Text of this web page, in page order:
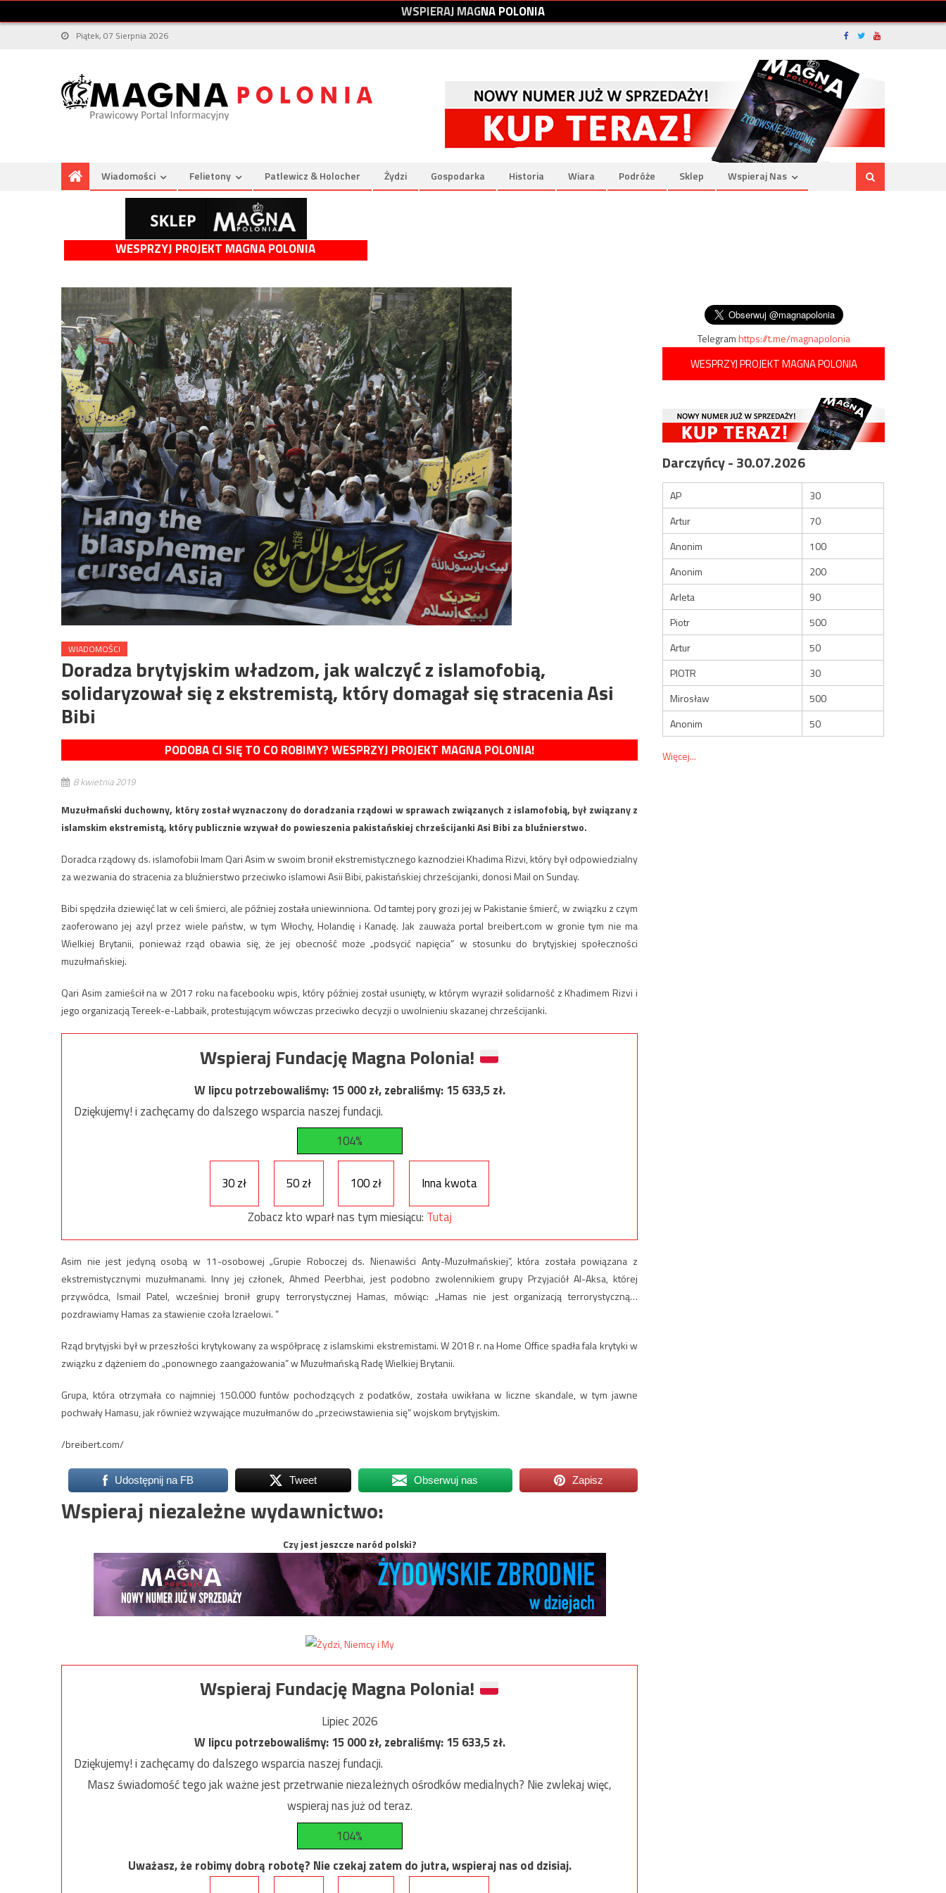
WSPIERAJMAGNAPOLONIA
Piątek, 07 Sierpnia 2026
Wiadomości Felietony Patlewicz & Holocher Żydzi Gospodarka Historia Wiara Podróże Sklep Wspieraj Nas
WESPRZYJ PROJEKT MAGNA POLONIA
WIADOMOŚCI
Doradza brytyjskim władzom, jak walczyć z islamofobią,
solidaryzował się z ekstremistą, który domagał się stracenia Asi
Bibi
PODOBA CI SIĘ TO CO ROBIMY? WESPRZYJ PROJEKT MAGNA POLONIA!
8 kwietnia 2019
Muzułmański duchowny, który został wyznaczony do doradzania rządowi w sprawach związanych z islamofobią, był związany z
islamskim ekstremistą, który publicznie wzywał do powieszenia pakistańskiej chrześcijanki Asi Bibi za bluźnierstwo.
Doradca rządowy ds. islamofobii Imam Qari Asim w swoim bronił ekstremistycznego kaznodziei Khadima Rizvi, który był odpowiedzialny
za wezwania do stracenia za bluźnierstwo przeciwko islamowi Asii Bibi, pakistańskiej chrześcijanki, donosi Mail on Sunday.
Bibi spędziła dziewięć lat w celi śmierci, ale później została uniewinniona. Od tamtej pory grozi jej w Pakistanie śmierć, w związku z czym
zaoferowano jej azyl przez wiele państw, w tym Włochy, Holandię i Kanadę. Jak zauważa portal breibert.com w gronie tym nie ma
Wielkiej Brytanii, ponieważ rząd obawia się, że jej obecność może „podsycić napięcia” w stosunku do brytyjskiej społeczności
muzułmańskiej.
Qari Asim zamieścił na w 2017 roku na facebooku wpis, który później został usunięty, w którym wyraził solidarność z Khadimem Rizvi i
jego organizacją Tereek-e-Labbaik, protestującym wówczas przeciwko decyzji o uwolnieniu skazanej chrześcijanki.
Wspieraj Fundację Magna Polonia!
W lipcu potrzebowaliśmy:15 000zł, zebraliśmy:15 633,5zł.
Dziękujemy! i zachęcamy do dalszego wsparcia naszej fundacji.
104%
30 zł 50 zł 100 zł
Inna kwota
Zobacz kto wparł nas tym miesiącu: Tutaj
Asim nie jest jedyną osobą w 11-osobowej „Grupie Roboczej ds. Nienawiści Anty-Muzułmańskiej”, która została powiązana z
ekstremistycznymi muzułmanami. Inny jej członek, Ahmed Peerbhai, jest podobno zwolennikiem grupy Przyjaciół Al-Aksa, której
przywódca, Ismail Patel, wcześniej bronił grupy terrorystycznej Hamas, mówiąc: „Hamas nie jest organizacją terrorystyczną…
pozdrawiamy Hamas za stawienie czoła Izraelowi. ”
Rząd brytyjski był w przeszłości krytykowany za współpracę z islamskimi ekstremistami. W 2018 r. na Home Office spadła fala krytyki w
związku z dążeniem do „ponownego zaangażowania” w Muzułmańską Radę Wielkiej Brytanii.
Grupa, która otrzymała co najmniej 150.000 funtów pochodzących z podatków, została uwikłana w liczne skandale, w tym jawne
pochwały Hamasu, jak również wzywające muzułmanów do „przeciwstawienia się” wojskom brytyjskim.
/breibert.com/
Udostępnij na FB Tweet Obserwuj nas Zapisz
Wspieraj niezależne wydawnictwo:
Czy jest jeszcze naród polski?
Wspieraj Fundację Magna Polonia!
Lipiec 2026
W lipcu potrzebowaliśmy:15 000zł, zebraliśmy:15 633,5zł.
Dziękujemy! i zachęcamy do dalszego wsparcia naszej fundacji.
Masz świadomość tego jak ważne jest przetrwanie niezależnych ośrodków medialnych? Nie zwlekaj więc,
wspieraj nas już od teraz.
104%
Uważasz, że robimy dobrą robotę? Nie czekaj zatem do jutra, wspieraj nas od dzisiaj.
Telegramhttps://t.me/magnapolonia
WESPRZYJ PROJEKT MAGNA POLONIA
Darczyńcy - 30.07.2026
AP
30
Artur
70
Anonim
100
Anonim
200
Arleta
90
Piotr
500
Artur
50
PIOTR
30
Mirosław
500
Anonim
50
Więcej...